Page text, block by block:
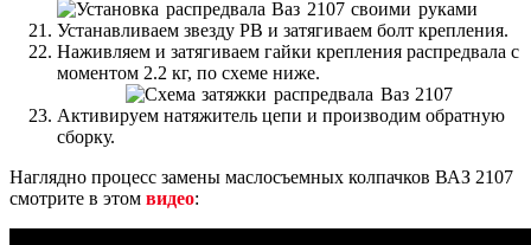
Устанавливаем звезду РВ и затягиваем болт крепления.
Наживляем и затягиваем гайки крепления распредвала с
моментом 2.2 кг, по схеме ниже.
Активируем натяжитель цепи и производим обратную
сборку.
Наглядно процесс замены маслосъемных колпачков ВАЗ 2107
смотрите в этом видео: